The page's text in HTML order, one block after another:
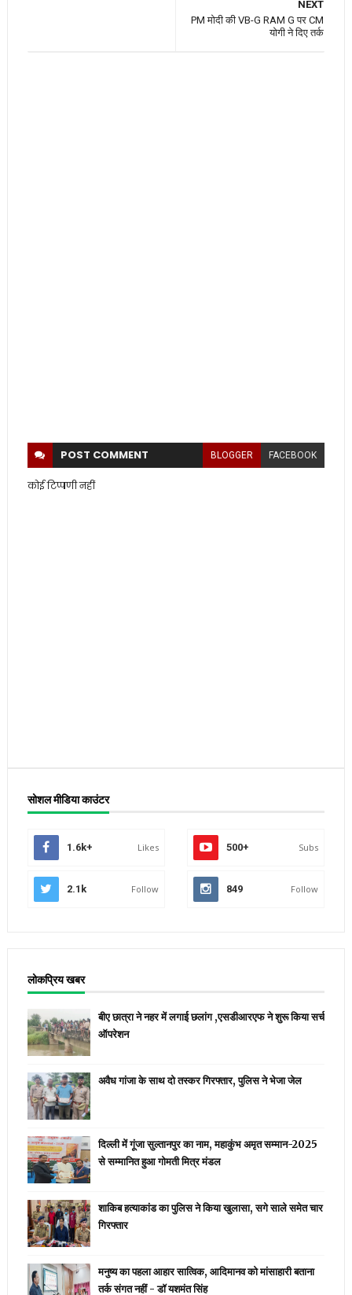
NEXT
PM मोदी की VB-G RAM G पर CM
योगी ने दिए तर्क
POST COMMENT BLOGGER FACEBOOK
कोई टिप्पणी नहीं
सोशल मीडिया काउंटर
1.6k+ Likes 500+ Subs
2.1k Follow 849 Follow
लोकप्रिय खबर
बीए छात्रा ने नहर में लगाई छलांग ,एसडीआरएफ ने शुरू किया सर्च
ऑपरेशन
अवैध गांजा के साथ दो तस्कर गिरफ्तार, पुलिस ने भेजा जेल
दिल्ली में गूंजा सुल्तानपुर का नाम, महाकुंभ अमृत सम्मान-2025
से सम्मानित हुआ गोमती मित्र मंडल
शाकिब हत्याकांड का पुलिस ने किया खुलासा, सगे साले समेत चार
गिरफ्तार
मनुष्य का पहला आहार सात्विक, आदिमानव को मांसाहारी बताना
तर्क संगत नहीं - डॉ यशमंत सिंह